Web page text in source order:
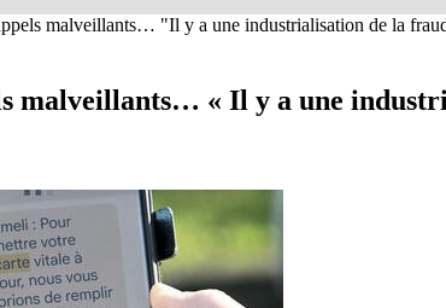
malveillants… "Il y a une industrialisation de la
malveillants… « Il y a une